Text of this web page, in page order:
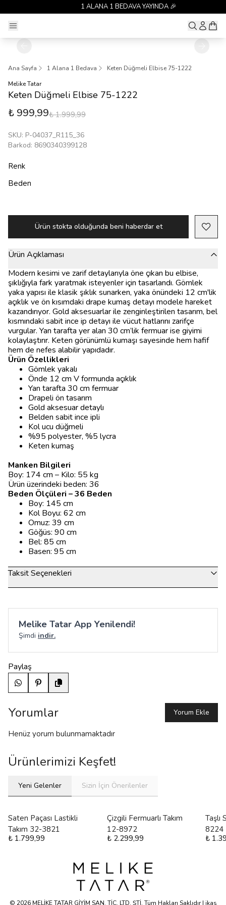
1 ALANA 1 BEDAVA YAYINDA 🎉
Ana Sayfa 1 Alana 1 Bedava
Keten Düğmeli Elbise 75-1222
Melike Tatar
Keten Düğmeli Elbise 75-1222
₺ 999,99₺ 1.999,99
SKU: P-04037_R115_36
Barkod: 8690340399128
Renk
Beden
Ürün stokta olduğunda beni haberdar et
Ürün Açıklaması
Modern kesimi ve zarif detaylarıyla öne çıkan bu elbise,
şıklığıyla fark yaratmak isteyenler için tasarlandı. Gömlek
yaka yapısı ile klasik şıklık sunarken, yaka önündeki 12 cm'lik
açıklık ve ön kısımdaki drape kumaş detayı modele hareket
kazandırıyor. Gold aksesuarlar ile zenginleştirilen tasarım, bel
kısmındaki sabit ince ip detayı ile vücut hatlarını zarifçe
vurgular. Yan tarafta yer alan 30 cm’lik fermuar ise giyimi
kolaylaştırır. Keten görünümlü kumaşı sayesinde hem hafif
hem de nefes alabilir yapıdadır.
Ürün Özellikleri
Gömlek yakalı
Önde 12 cm V formunda açıklık
Yan tarafta 30 cm fermuar
Drapeli ön tasarım
Gold aksesuar detaylı
Belden sabit ince ipli
Kol ucu düğmeli
%95 polyester, %5 lycra
Keten kumaş
Manken Bilgileri
Boy: 174 cm – Kilo: 55 kg
Ürün üzerindeki beden: 36
Beden Ölçüleri – 36 Beden
Boy: 145 cm
Kol Boyu: 62 cm
Omuz: 39 cm
Göğüs: 90 cm
Bel: 85 cm
Basen: 95 cm
Taksit Seçenekleri
Melike Tatar App Yenilendi!
Şimdi indir.
Paylaş
Yorumlar Yorum Ekle
Henüz yorum bulunmamaktadır
Ürünlerimizi Keşfet!
Yeni Gelenler Sizin İçin Önerilenler
Saten Paçası Lastikli
Takım 32-3821
₺ 1.799,99
Çizgili Fermuarlı Takım
12-8972
₺ 2.299,99
Taşlı
8224
₺
© 2026 MELİKE TATAR GİYİM SAN. TİC. LTD. ŞTİ. Tüm Hakları Saklıdır | ikas